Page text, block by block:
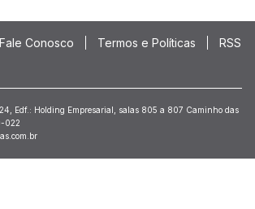
Fale Conosco Termos e Políticas RSS
Edf.: Holding Empresarial, salas 805 a 807 Caminho das
022